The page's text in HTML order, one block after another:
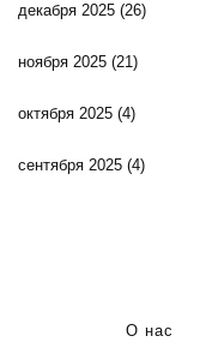
декабря 2025 (26)
ноября 2025 (21)
октября 2025 (4)
сентября 2025 (4)
О нас